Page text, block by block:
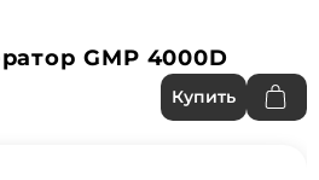
GMP 4000D
Купить